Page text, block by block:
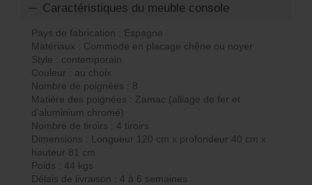
Caractéristiques du meuble console
Pays de fabrication : Espagne
Matériaux : Commode en placage chêne ou noyer
Style : contemporain
Couleur : au choix
Nombre de poignées : 8
Matière des poignées : Zamac (alliage de fer et
d’aluminium chromé)
Nombre de tiroirs : 4 tiroirs
Dimensions : Longueur 120 cm x profondeur 40 cm x
hauteur 81 cm
Poids : 44 kgs
Délais de livraison : 4 à 6 semaines